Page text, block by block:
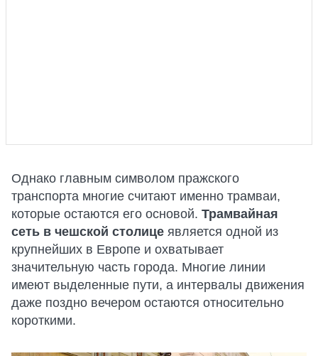
Однако главным символом пражского
транспорта многие считают именно трамваи,
которые остаются его основой. Трамвайная
сеть в чешской столице является одной из
крупнейших в Европе и охватывает
значительную часть города. Многие линии
имеют выделенные пути, а интервалы движения
даже поздно вечером остаются относительно
короткими.